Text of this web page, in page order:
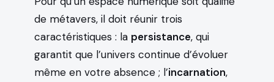
de métavers, il doit réunir trois
caractéristiques : la persistance, qui
garantit que l’univers continue d’évoluer
même en votre absence ; l’incarnation,